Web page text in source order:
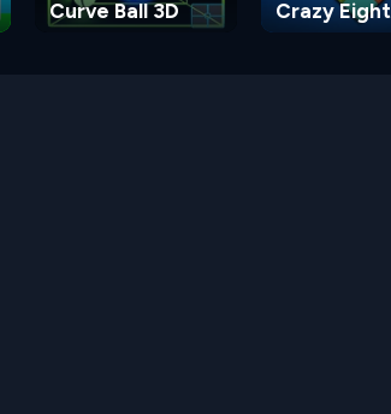
Curve Ball 3D Crazy